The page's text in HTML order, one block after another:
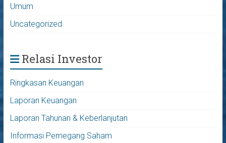
Umum
Uncategorized
Relasi Investor
Ringkasan Keuangan
Laporan Keuangan
Laporan Tahunan & Keberlanjutan
Informasi Pemegang Saham